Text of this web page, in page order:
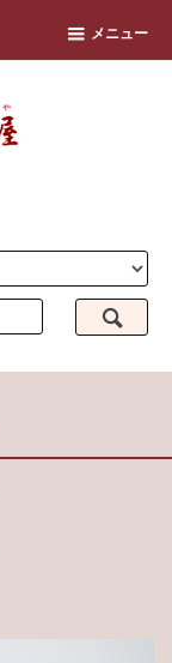
メニュー